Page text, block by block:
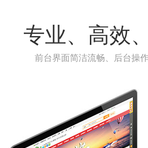
专业、高效
前台界面简洁流畅、后台操